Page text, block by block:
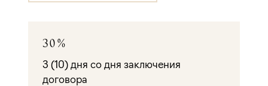
30%
3 (10) дня со дня заключения
договора